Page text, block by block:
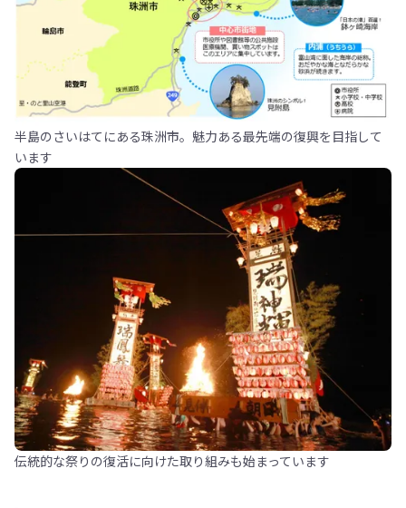
半島のさいはてにある珠洲市。魅力ある最先端の復興を目指して
います
伝統的な祭りの復活に向けた取り組みも始まっています